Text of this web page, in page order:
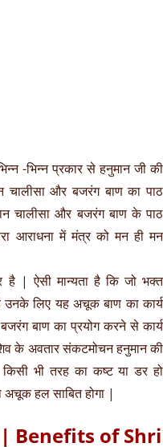
-भिन्न प्रकार से हनुमान जी की
और बजरंग बाण का पाठ
चालीसा और बजरंग बाण के पाठ
आराधना में मंत्र को मन ही मन
है | ऐसी मान्यता है कि जो भक्त
लिए यह अचूक बाण का कार्य
बाण का प्रयोग करने से कार्य
के अवतार संकटमोचन हनुमान की
भी तरह का कष्ट या डर हो
अचूक हल साबित होगा |
| Benefits of Shri